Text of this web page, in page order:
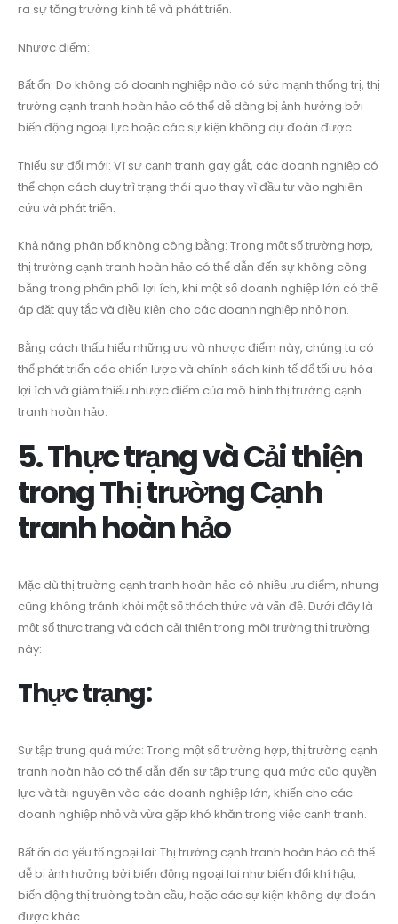
ra sự tăng trưởng kinh tế và phát triển.
Nhược điểm:
Bất ổn: Do không có doanh nghiệp nào có sức mạnh thống trị, thị
trường cạnh tranh hoàn hảo có thể dễ dàng bị ảnh hưởng bởi
biến động ngoại lực hoặc các sự kiện không dự đoán được.
Thiếu sự đổi mới: Vì sự cạnh tranh gay gắt, các doanh nghiệp có
thể chọn cách duy trì trạng thái quo thay vì đầu tư vào nghiên
cứu và phát triển.
Khả năng phân bố không công bằng: Trong một số trường hợp,
thị trường cạnh tranh hoàn hảo có thể dẫn đến sự không công
bằng trong phân phối lợi ích, khi một số doanh nghiệp lớn có thể
áp đặt quy tắc và điều kiện cho các doanh nghiệp nhỏ hơn.
Bằng cách thấu hiểu những ưu và nhược điểm này, chúng ta có
thể phát triển các chiến lược và chính sách kinh tế để tối ưu hóa
lợi ích và giảm thiểu nhược điểm của mô hình thị trường cạnh
tranh hoàn hảo.
5. Thực trạng và Cải thiện
trong Thị trường Cạnh
tranh hoàn hảo
Mặc dù thị trường cạnh tranh hoàn hảo có nhiều ưu điểm, nhưng
cũng không tránh khỏi một số thách thức và vấn đề. Dưới đây là
một số thực trạng và cách cải thiện trong môi trường thị trường
này:
Thực trạng:
Sự tập trung quá mức: Trong một số trường hợp, thị trường cạnh
tranh hoàn hảo có thể dẫn đến sự tập trung quá mức của quyền
lực và tài nguyên vào các doanh nghiệp lớn, khiến cho các
doanh nghiệp nhỏ và vừa gặp khó khăn trong việc cạnh tranh.
Bất ổn do yếu tố ngoại lai: Thị trường cạnh tranh hoàn hảo có thể
dễ bị ảnh hưởng bởi biến động ngoại lai như biến đổi khí hậu,
biến động thị trường toàn cầu, hoặc các sự kiện không dự đoán
được khác.